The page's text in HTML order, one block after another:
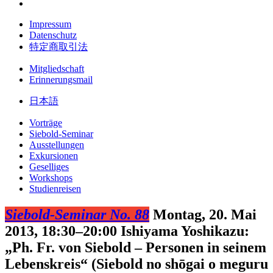
Impressum
Datenschutz
特定商取引法
Mitgliedschaft
Erinnerungsmail
日本語
Vorträge
Siebold-Seminar
Ausstellungen
Exkursionen
Geselliges
Workshops
Studienreisen
Siebold-Seminar No. 88 Montag, 20. Mai
2013, 18:30–20:00 Ishiyama Yoshikazu:
„Ph. Fr. von Siebold – Personen in seinem
Lebenskreis“ (Siebold no shōgai o meguru